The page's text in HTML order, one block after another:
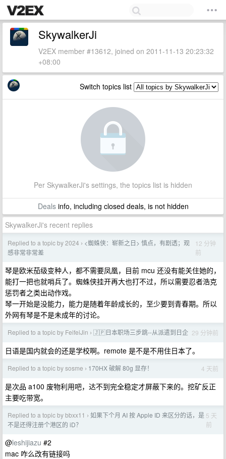
SkywalkerJi
V2EX member #13612, joined on 2011-11-13 20:23:32
+08:00
Switch topics list
Per SkywalkerJi's settings, the topics list is hidden
Dealsinfo, including closed deals, is not hidden
SkywalkerJi's recent replies
Replied to a topic by 2024 › <蜘蛛侠：崭新之日> 慎点，有剧透；观
感非常非常差
12 分钟
前
琴是欧米茄级变种人，都不需要凤凰，目前 mcu 还没有能关住她的，
能打一把也就哨兵了。蜘蛛侠挂开再大也打不过，所以需要忍者浩克
惩罚者之类出动作戏。
琴一开始是没能力，能力是随着年龄成长的，至少要到青春期。所以
外网有琴是不是未成年的讨论。
Replied to a topic by FeifeiJin › 🇯🇵日本职场三步跳--从派遣到日企 29 分钟前
日语是国内就会的还是学校啊。remote 是不是不用住日本了。
Replied to a topic by sosme › 170HX 破解 80g 显存！ 4 天前
是次品 a100 废物利用吧，达不到完全稳定才屏蔽下来的。挖矿反正
主要吃带宽。
Replied to a topic by bbxx11 › 如果下个月 AI 按 Apple ID 来区分的话，是
不是还得注册个港区的 iD？
5 天
前
@leshijiazu #2
mac 咋么改有链接吗